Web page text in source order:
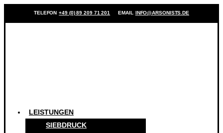
TELEFON +49 (0) 89 209 71 201 EMAIL INFO@ARSONISTS.DE
LEISTUNGEN
SIEBDRUCK